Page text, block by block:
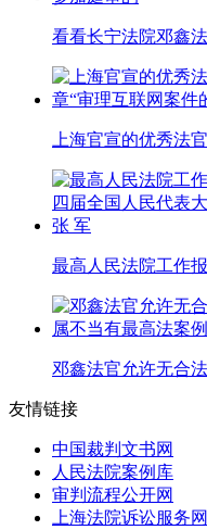
看看长宁法院邓鑫
上海官宣的优秀
最高人民法院工作
邓鑫法官允许无合
友情链接
中国裁判文书网
人民法院案例库
审判流程公开网
上海法院诉讼服务网